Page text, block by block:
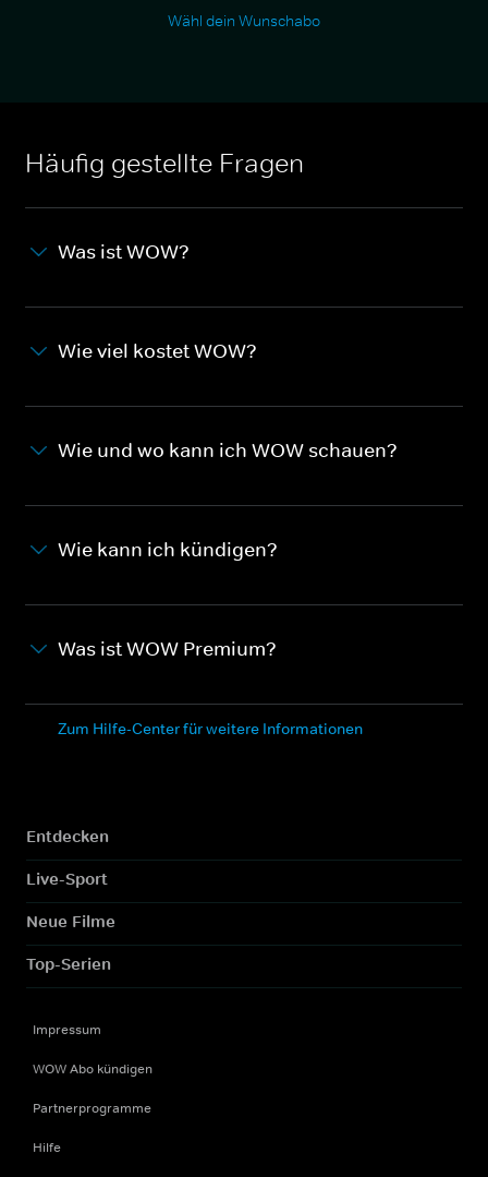
Wähl dein Wunschabo
Häufig gestellte Fragen
Was ist WOW?
Wie viel kostet WOW?
Wie und wo kann ich WOW schauen?
Wie kann ich kündigen?
Was ist WOW Premium?
Zum Hilfe-Center für weitere Informationen
Entdecken
Live-Sport
Neue Filme
Top-Serien
Impressum
WOW Abo kündigen
Partnerprogramme
Hilfe